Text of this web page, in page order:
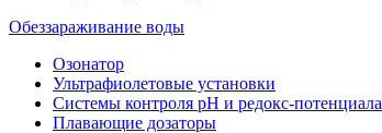
Обеззараживание воды
Озонатор
Ультрафиолетовые установки
Системы контроля рН и редокс-потенциала
Плавающие дозаторы